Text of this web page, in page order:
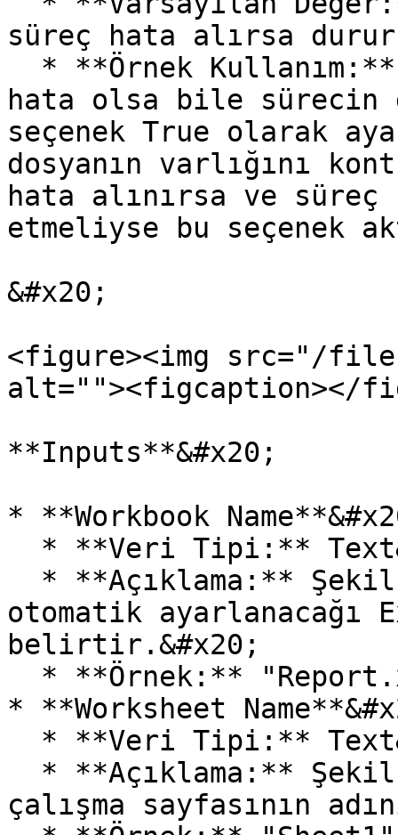
süreç hata alırsa
hata olsa bile sürecin
seçenek True olarak
dosyanın varlığını
hata alınırsa ve süreç
etmeliyse bu seçenek
&#x20;
<figure><img src="/files/
alt=""><figcaption></
**Inputs**&#x20;
* **Workbook
otomatik ayarlanacağı
belirtir.&#x20;
* **Worksheet
çalışma sayfasının